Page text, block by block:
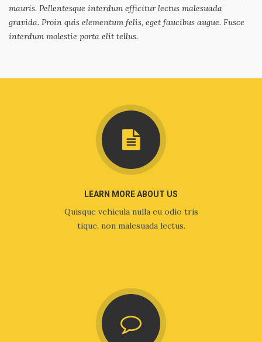
mauris. Pellentesque interdum efficitur lectus malesuada
gravida. Proin quis elementum felis, eget faucibus augue. Fusce
interdum molestie porta elit tellus.
LEARN MORE ABOUT US
Quisque vehicula nulla eu odio tris
tique, non malesuada lectus.